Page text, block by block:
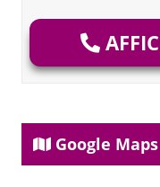
Google Maps